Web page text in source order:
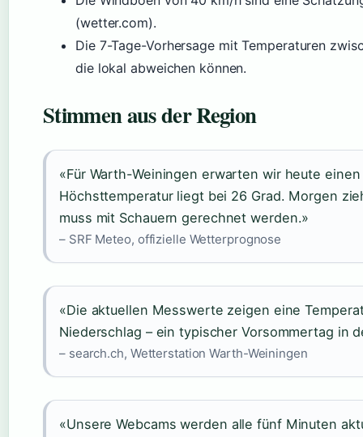
(wetter.com).
Die 7-Tage-Vorhersage mit Temperaturen
die lokal abweichen können.
Stimmen aus der Region
«Für Warth-Weiningen erwarten wir heute
Höchsttemperatur liegt bei 26 Grad. Morgen
muss mit Schauern gerechnet werden.»
– SRF Meteo, offizielle Wetterprognose
«Die aktuellen Messwerte zeigen eine
Niederschlag – ein typischer Vorsommertag in
– search.ch, Wetterstation Warth-Weiningen
«Unsere Webcams werden alle fünf Minuten